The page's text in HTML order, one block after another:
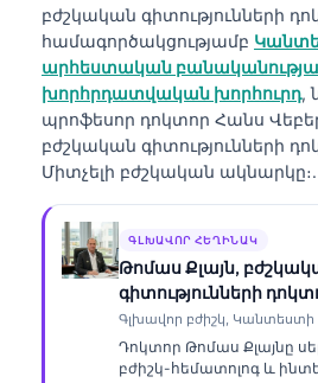
բժշկական գիտությունների
համագործակցությամբ
արհեստական
խորհրդատվական խորհուրդ,
պրոֆեսոր դոկտոր Հանս
բժշկական գիտությունների
Միտչելի բժշկական ակնարկը։.
ԳԼԽԱՎՈՐ ՀԵՂԻՆԱԿ
Թոմաս Քլայն,
գիտությունների
Գլխավոր բժիշկ, Կանտեստի
Դոկտոր Թոմաս Քլայնը
բժիշկ-հեմատոլոգ և